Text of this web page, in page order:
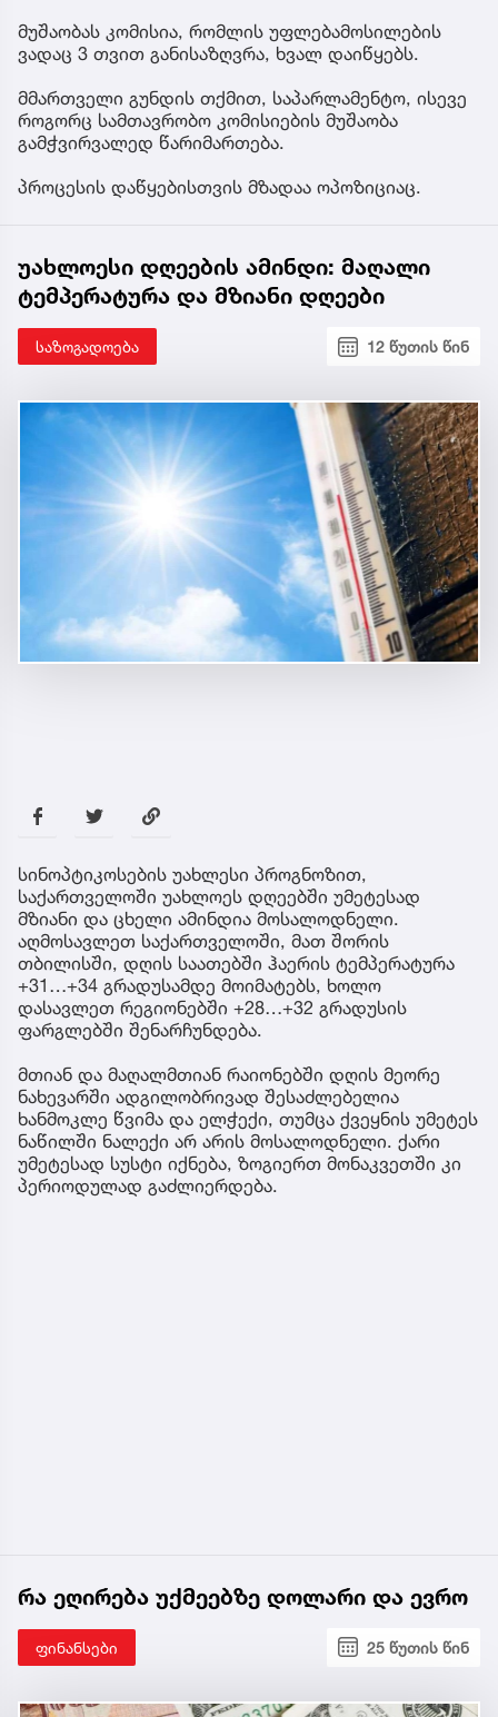
მუშაობას კომისია, რომლის უფლებამოსილების
ვადაც 3 თვით განისაზღვრა, ხვალ დაიწყებს.
მმართველი გუნდის თქმით, საპარლამენტო, ისევე
როგორც სამთავრობო კომისიების მუშაობა
გამჭვირვალედ წარიმართება.
პროცესის დაწყებისთვის მზადაა ოპოზიციაც.
უახლოესი დღეების ამინდი: მაღალი
ტემპერატურა და მზიანი დღეები
საზოგადოება 12 წუთის წინ
სინოპტიკოსების უახლესი პროგნოზით,
საქართველოში უახლოეს დღეებში უმეტესად
მზიანი და ცხელი ამინდია მოსალოდნელი.
აღმოსავლეთ საქართველოში, მათ შორის
თბილისში, დღის საათებში ჰაერის ტემპერატურა
+31…+34 გრადუსამდე მოიმატებს, ხოლო
დასავლეთ რეგიონებში +28…+32 გრადუსის
ფარგლებში შენარჩუნდება.
მთიან და მაღალმთიან რაიონებში დღის მეორე
ნახევარში ადგილობრივად შესაძლებელია
ხანმოკლე წვიმა და ელჭექი, თუმცა ქვეყნის უმეტეს
ნაწილში ნალექი არ არის მოსალოდნელი. ქარი
უმეტესად სუსტი იქნება, ზოგიერთ მონაკვეთში კი
პერიოდულად გაძლიერდება.
რა ეღირება უქმეებზე დოლარი და ევრო
ფინანსები 25 წუთის წინ